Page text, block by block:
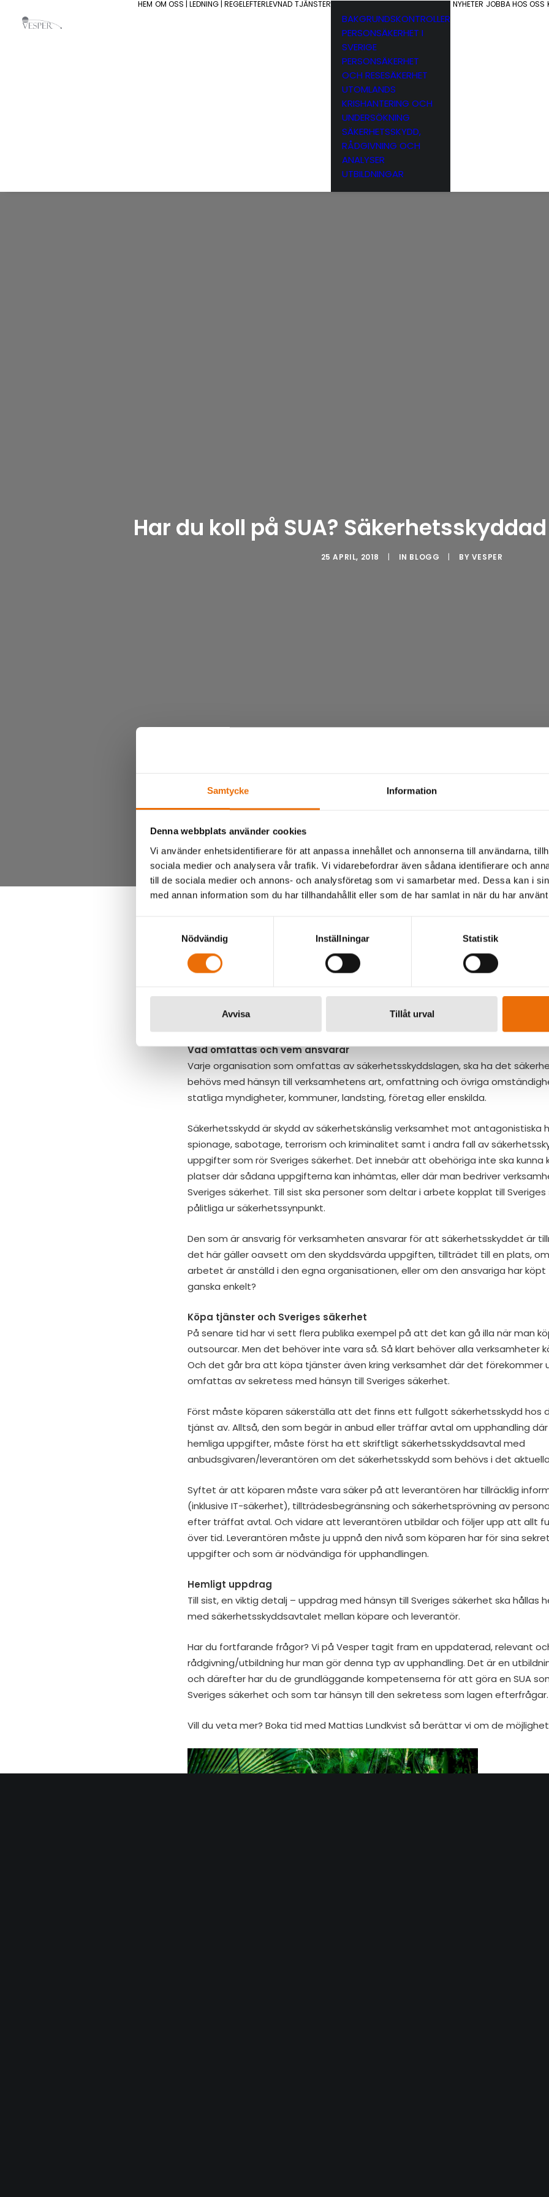
Samtycke Information
Denna webbplats använder cookies
Vi använder enhetsidentifierare för att anpassa innehållet och annonserna till användarna,
sociala medier och analysera vår trafik. Vi vidarebefordrar även sådana identifierare och
till de sociala medier och annons- och analysföretag som vi samarbetar med. Dessa kan i
med annan information som du har tillhandahållit eller som de har samlat in när du har
Nödvändig
Inställningar Statistik
Avvisa Tillåt urval
HEM OM OSS | LEDNING | REGELEFTERLEVNAD TJÄNSTER
BAKGRUNDSKONTROLLER
PERSONSÄKERHET I
SVERIGE
PERSONSÄKERHET
OCH RESESÄKERHET
UTOMLANDS
KRISHANTERING OCH
UNDERSÖKNING
SÄKERHETSSKYDD,
RÅDGIVNING OCH
ANALYSER
UTBILDNINGAR
NYHETER JOBBA HOS OSS
Har du koll på SUA?
25 APRIL, 2018 | IN BLOGG | BY VESPER
2020-12-03 (uppdaterad)
”En säkerhetsskyddad upphandling med säkerhetsskyddsavtal.” Det
men SUA behöver faktiskt inte vara en snårig djungel att ta sig fram i.
Såhär ligger det till.
Vad omfattas och vem ansvarar
Varje organisation som omfattas av säkerhetsskyddslagen, ska ha det
behövs med hänsyn till verksamhetens art, omfattning och övriga
statliga myndigheter, kommuner, landsting, företag eller enskilda.
Säkerhetsskydd är skydd av säkerhetskänslig verksamhet mot antagonistiska
spionage, sabotage, terrorism och kriminalitet samt i andra fall av
uppgifter som rör Sveriges säkerhet. Det innebär att obehöriga inte ska kunna
platser där sådana uppgifterna kan inhämtas, eller där man bedriver
Sveriges säkerhet. Till sist ska personer som deltar i arbete kopplat till
pålitliga ur säkerhetssynpunkt.
Den som är ansvarig för verksamheten ansvarar för att säkerhetsskyddet är
det här gäller oavsett om den skyddsvärda uppgiften, tillträdet till en plats,
arbetet är anställd i den egna organisationen, eller om den ansvariga har
ganska enkelt?
Köpa tjänster och Sveriges säkerhet
På senare tid har vi sett flera publika exempel på att det kan gå illa när man
outsourcar. Men det behöver inte vara så. Så klart behöver alla verksamheter
Och det går bra att köpa tjänster även kring verksamhet där det förekommer
omfattas av sekretess med hänsyn till Sveriges säkerhet.
Först måste köparen säkerställa att det finns ett fullgott säkerhetsskydd hos
tjänst av. Alltså, den som begär in anbud eller träffar avtal om upphandling
hemliga uppgifter, måste först ha ett skriftligt säkerhetsskyddsavtal med
anbudsgivaren/leverantören om det säkerhetsskydd som behövs i det
Syftet är att köparen måste vara säker på att leverantören har tillräcklig
(inklusive IT-säkerhet), tillträdesbegränsning och säkerhetsprövning av
efter träffat avtal. Och vidare att leverantören utbildar och följer upp att allt
över tid. Leverantören måste ju uppnå den nivå som köparen har för sina
uppgifter och som är nödvändiga för upphandlingen.
Hemligt uppdrag
Till sist, en viktig detalj – uppdrag med hänsyn till Sveriges säkerhet ska hållas
med säkerhetsskyddsavtalet mellan köpare och leverantör.
Har du fortfarande frågor? Vi på Vesper tagit fram en uppdaterad, relevant
rådgivning/utbildning hur man gör denna typ av upphandling. Det är en
och därefter har du de grundläggande kompetenserna för att göra en SUA
Sveriges säkerhet och som tar hänsyn till den sekretess som lagen efterfrågar.
Vill du veta mer? Boka tid med Mattias Lundkvist så berättar vi om de